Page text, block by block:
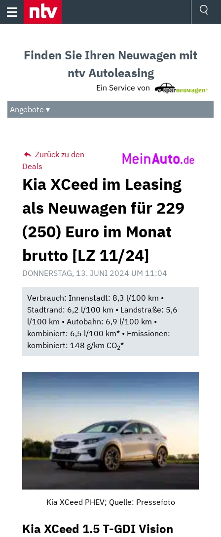
Skip
Audio
Das Beste
Finden Sie Ihren Neuwagen mit
ntv Autoleasing
Ein Service von
Angebote ▾
Zurück zu den
Deals
Kia XCeed im Leasing
als Neuwagen für 229
(250) Euro im Monat
brutto [LZ 11/24]
DONNERSTAG, 13. JUNI 2024 UM 11:04
Verbrauch: Innenstadt: 8,3 l/100 km •
Stadtrand: 6,2 l/100 km • Landstraße: 5,6
l/100 km • Autobahn: 6,9 l/100 km •
kombiniert: 6,5 l/100 km* • Emissionen:
kombiniert: 148 g/km CO2*
Kia XCeed PHEV; Quelle: Pressefoto
Kia XCeed 1.5 T-GDI Vision